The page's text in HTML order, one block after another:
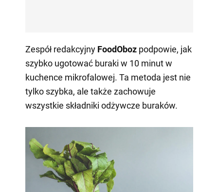
Zespół redakcyjny FoodOboz podpowie, jak
szybko ugotować buraki w 10 minut w
kuchence mikrofalowej. Ta metoda jest nie
tylko szybka, ale także zachowuje
wszystkie składniki odżywcze buraków.